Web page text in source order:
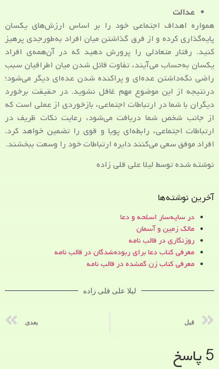
عدالت
همواره اهداف اجتماعی خود را بر اساس ارزش‌های یکسان
پایه‌گذاری کرده و از فرق گذاشتن میان افراد به‌طورجدی پرهیز
کنید. رفتار متعادلی را پرورش دهید که در آن‌همه‌ی افراد
یکسان به‌حساب می‌آیند، تفاوت قائل شدن میان اطرافیان سبب
راضی نگه‌داشتن عده‌ای و پراکنده شدن عده‌ای دیگر می‌شود؛
درنتیجه از این موضوع مهم غافل نشوید. در حقیقت برخورد
دیگران با شما در ارتباطات اجتماعی، بازخوردی از عملی است که
از جانب شخص شما دریافت می‌شود، رعایت نکات ظریف در
ارتباطات اجتماعی، رابطه‌ای پویا و قوی را تضمین خواهد کرد.
افراد موفق سعی می‌کنند دایره ارتباطات خود را وسعت ببخشند.
نوشته شده توسط لیلا علی قلی زاده
آخرین نوشته‌ها
در سایه‌سار اسلحه و دعا
مالک زمین و آسمان
روزنگاری در قالب نامه
معرفی کتاب دعا برای ربوده‌شدگان در قالب نامه
معرفی کتاب زن‌ گمشده در قالب نامه
لیلا علی قلی زاده
قبل بعدی
5 پاسخ